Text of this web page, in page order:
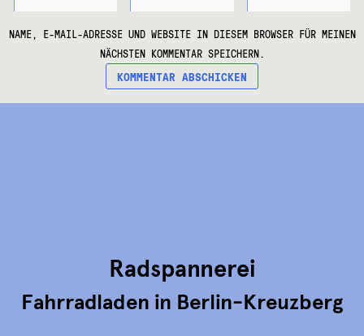
NAME, E-MAIL-ADRESSE UND WEBSITE IN DIESEM BROWSER FÜR MEINEN
NÄCHSTEN KOMMENTAR SPEICHERN.
Radspannerei
Fahrradladen in Berlin-Kreuzberg